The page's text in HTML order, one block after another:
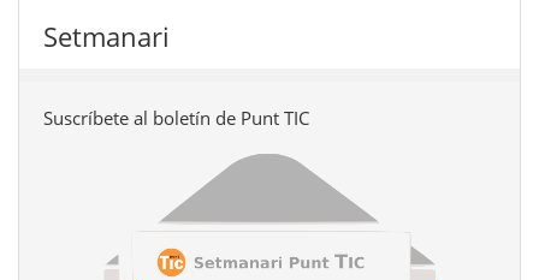
Setmanari
Suscríbete al boletín de Punt TIC